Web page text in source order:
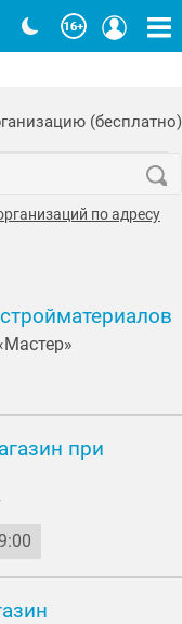
(бесплатно)
по адресу
при